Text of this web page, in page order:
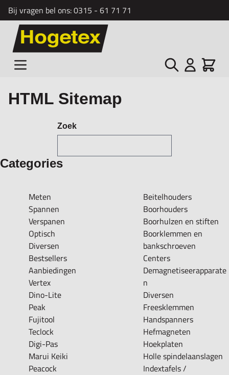
Bij vragen bel ons:0315 - 61 71 71
Ga naar de inhoud
Zoek Cart
HTML Sitemap
Zoek
Categories
Meten
Spannen
Verspanen
Optisch
Diversen
Bestsellers
Aanbiedingen
Vertex
Dino-Lite
Peak
Fujitool
Teclock
Digi-Pas
Marui Keiki
Peacock
Beitelhouders
Boorhouders
Boorhulzen en stiften
Boorklemmen en
bankschroeven
Centers
Demagnetiseerapparate
n
Diversen
Freesklemmen
Handspanners
Hefmagneten
Hoekplaten
Holle spindelaanslagen
Indextafels /